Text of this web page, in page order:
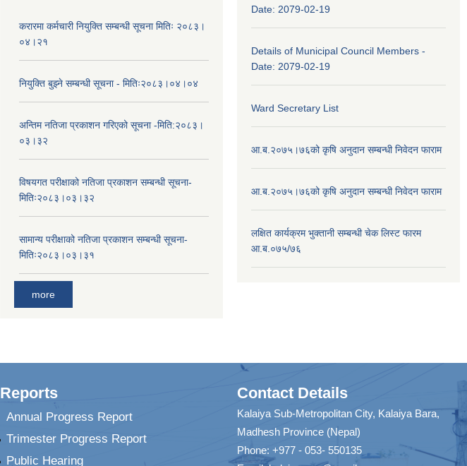
करारमा कर्मचारी नियुक्ति सम्बन्धी सूचना मितिः २०८३।
०४।२१
नियुक्ति बुझ्ने सम्बन्धी सूचना - मितिः२०८३।०४।०४
अन्तिम नतिजा प्रकाशन गरिएको सूचना -मिति:२०८३।
०३।३२
विषयगत परीक्षाको नतिजा प्रकाशन सम्बन्धी सूचना-
मितिः२०८३।०३।३२
सामान्य परीक्षाको नतिजा प्रकाशन सम्बन्धी सूचना-
मितिः२०८३।०३।३१
more
Date: 2079-02-19
Details of Municipal Council Members -
Date: 2079-02-19
Ward Secretary List
आ.ब.२०७५।७६को कृषि अनुदान सम्बन्धी निवेदन फाराम
आ.ब.२०७५।७६को कृषि अनुदान सम्बन्धी निवेदन फाराम
लक्षित कार्यक्रम भुक्तानी सम्बन्धी चेक लिस्ट फारम
आ.ब.०७५/७६
Reports
Annual Progress Report
Trimester Progress Report
Public Hearing
Contact Details
Kalaiya Sub-Metropolitan City, Kalaiya Bara,
Madhesh Province (Nepal)
Phone: +977 - 053- 550135